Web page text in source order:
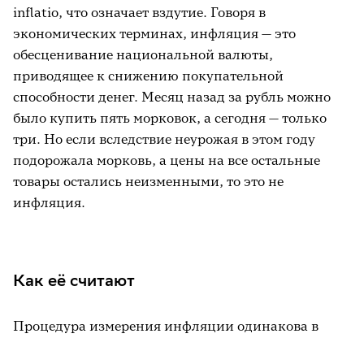
inflatio, что означает вздутие. Говоря в
экономических терминах, инфляция — это
обесценивание национальной валюты,
приводящее к снижению покупательной
способности денег. Месяц назад за рубль можно
было купить пять морковок, а сегодня — только
три. Но если вследствие неурожая в этом году
подорожала морковь, а цены на все остальные
товары остались неизменными, то это не
инфляция.
Как её считают
Процедура измерения инфляции одинакова в